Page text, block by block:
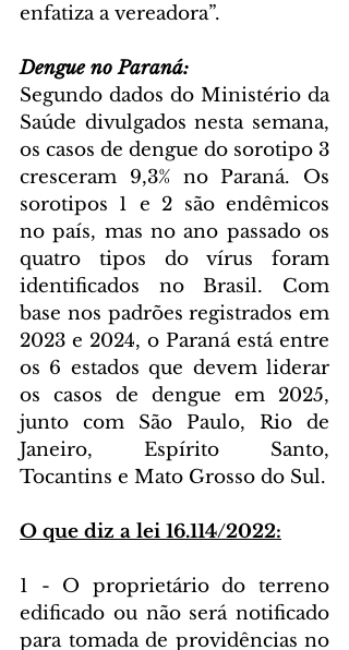
enfatiza a vereadora”.
Dengue no Paraná:
Segundo dados do Ministério da
Saúde divulgados nesta semana,
os casos de dengue do sorotipo 3
cresceram 9,3% no Paraná. Os
sorotipos 1 e 2 são endêmicos
no país, mas no ano passado os
quatro tipos do vírus foram
identificados no Brasil. Com
base nos padrões registrados em
2023 e 2024, o Paraná está entre
os 6 estados que devem liderar
os casos de dengue em 2025,
junto com São Paulo, Rio de
Janeiro, Espírito Santo,
Tocantins e Mato Grosso do Sul.
O que diz a lei 16.114/2022:
1 - O proprietário do terreno
edificado ou não será notificado
para tomada de providências no